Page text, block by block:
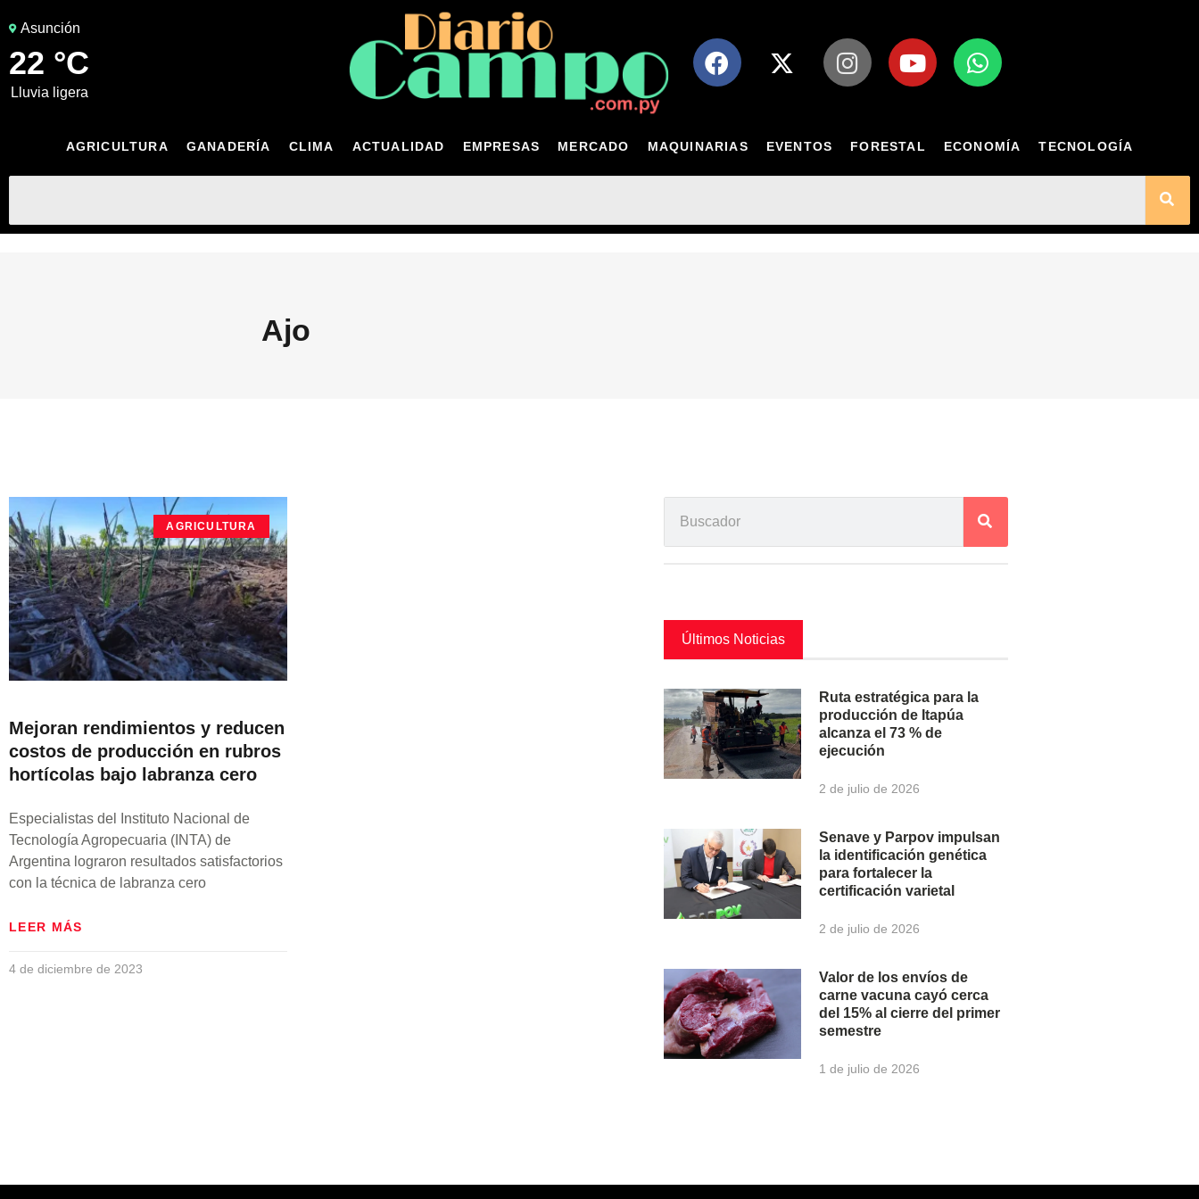
Asunción
22 °C
lluvia ligera
AGRICULTURA GANADERÍA CLIMA ACTUALIDAD EMPRESAS MERCADO MAQUINARIAS EVENTOS FORESTAL ECONOMÍA TECNOLOGÍA
Ajo
AGRICULTURA
Mejoran rendimientos y reducen
costos de producción en rubros
hortícolas bajo labranza cero
Especialistas del Instituto Nacional de
Tecnología Agropecuaria (INTA) de
Argentina lograron resultados satisfactorios
con la técnica de labranza cero
LEER MÁS
4 de diciembre de 2023
Últimos Noticias
Ruta estratégica para la
producción de Itapúa
alcanza el 73 % de
ejecución
2 de julio de 2026
Senave y Parpov impulsan
la identificación genética
para fortalecer la
certificación varietal
2 de julio de 2026
Valor de los envíos de
carne vacuna cayó cerca
del 15% al cierre del primer
semestre
1 de julio de 2026